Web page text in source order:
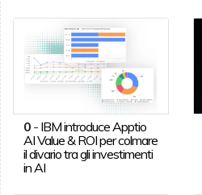
0- IBM introduce Apptio
AI Value & ROI per colmare
il divario tra gli investimenti
in AI